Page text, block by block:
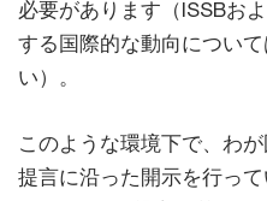
必要があります（ISSBお
する国際的な動向につい
い）。
このような環境下で、わ
提言に沿った開示を行っ